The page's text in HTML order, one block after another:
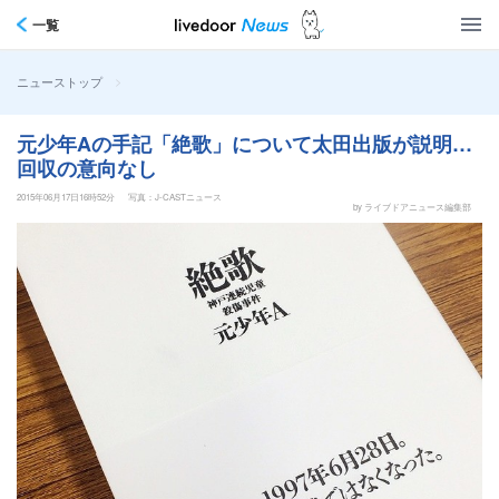
一覧
ニューストップ >
元少年Aの手記「絶歌」について太田出版が説明…
回収の意向なし
2015年06月17日16時52分
写真：J-CASTニュース
by ライブドアニュース編集部